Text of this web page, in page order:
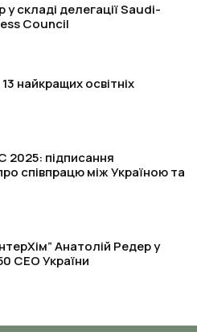
складі делегації Saudi-
Council
найкращих освітніх
2025: підписання
співпрацю між Україною та
Анатолій Редер у
СЕО України